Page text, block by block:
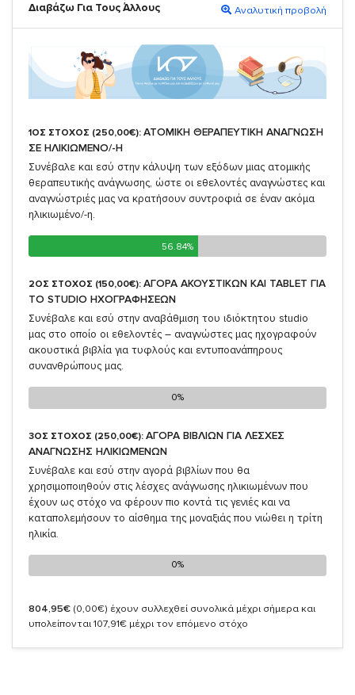
Διαβάζω Για Τους Άλλους Αναλυτική προβολή
1ΟΣ ΣΤΟΧΟΣ (250,00€): ΑΤΟΜΙΚΗ ΘΕΡΑΠΕΥΤΙΚΗ ΑΝΑΓΝΩΣΗ
ΣΕ ΗΛΙΚΙΩΜΕΝΟ/-Η
Συνέβαλε και εσύ στην κάλυψη των εξόδων μιας ατομικής
θεραπευτικής ανάγνωσης, ώστε οι εθελοντές αναγνώστες και
αναγνώστριές μας να κρατήσουν συντροφιά σε έναν ακόμα
ηλικιωμένο/-η.
56.84%
56.84%
2ΟΣ ΣΤΟΧΟΣ (150,00€): ΑΓΟΡΑ ΑΚΟΥΣΤΙΚΩΝ ΚΑΙ TABLET ΓΙΑ
TO STUDIO ΗΧΟΓΡΑΦΗΣΕΩΝ
Συνέβαλε και εσύ στην αναβάθμιση του ιδιόκτητου studio
μας στο οποίο οι εθελοντές – αναγνώστες μας ηχογραφούν
ακουστικά βιβλία για τυφλούς και εντυποανάπηρους
συνανθρώπους μας.
0%
0%
3ΟΣ ΣΤΟΧΟΣ (250,00€): ΑΓΟΡΑ ΒΙΒΛΙΩΝ ΓΙΑ ΛΕΣΧΕΣ
ΑΝΑΓΝΩΣΗΣ ΗΛΙΚΙΩΜΕΝΩΝ
Συνέβαλε και εσύ στην αγορά βιβλίων που θα
χρησιμοποιηθούν στις λέσχες ανάγνωσης ηλικιωμένων που
έχουν ως στόχο να φέρουν πιο κοντά τις γενιές και να
καταπολεμήσουν το αίσθημα της μοναξιάς που νιώθει η τρίτη
ηλικία.
0%
0%
804,95€ (0,00€) έχουν συλλεχθεί συνολικά μέχρι σήμερα και
υπολείπονται 107,91€ μέχρι τον επόμενο στόχο